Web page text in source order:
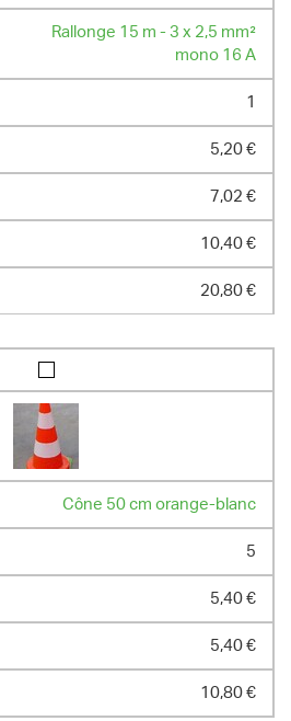
Rallonge 15 m - 3 x 2,5 mm²
mono 16 A
1
5,20 €
7,02 €
10,40 €
20,80 €
Cône 50 cm orange-blanc
5
5,40 €
5,40 €
10,80 €